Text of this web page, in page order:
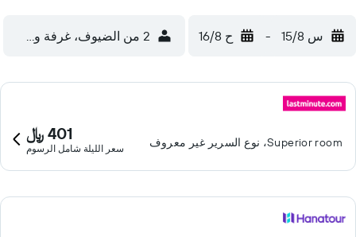
مثالي للضيوف الذين يزورون مدينة باريس بالسيارة، كما تبعد محطات
مترو بيريير وفيغرام مسافة 15 دقائق سيراً على الأقدام، حيث توفران
أوبرا، ويقع ترام T3B على بعد 300 متر، فيما تتوفر مواقف خاصة
للسيارات في الموقع مقابل تكلفة إضافية.
س 15/8 - ح 16/8 2 من الضيوف، غرفة واحدة
Superior room، نوع السرير غير معروف 401 ﷼
سعر الليلة شامل الرسوم